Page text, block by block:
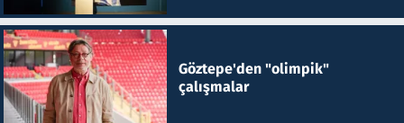
Göztepe'den "olimpik"
çalışmalar